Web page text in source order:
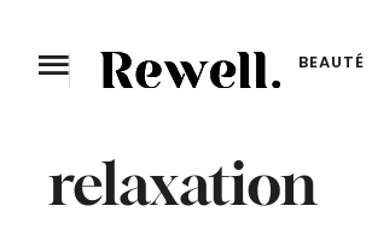
BEAUTÉ
relaxation